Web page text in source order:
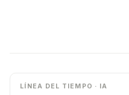
LÍNEA DEL TIEMPO · IA